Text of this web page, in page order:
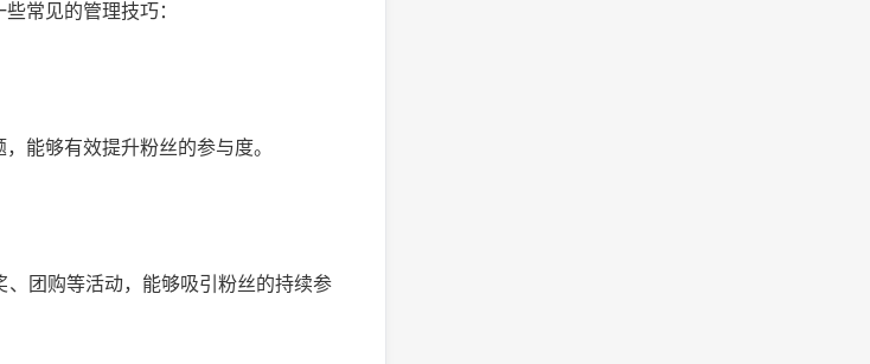
常见的管理技巧：
能够有效提升粉丝的参与度。
团购等活动，能够吸引粉丝的持续参